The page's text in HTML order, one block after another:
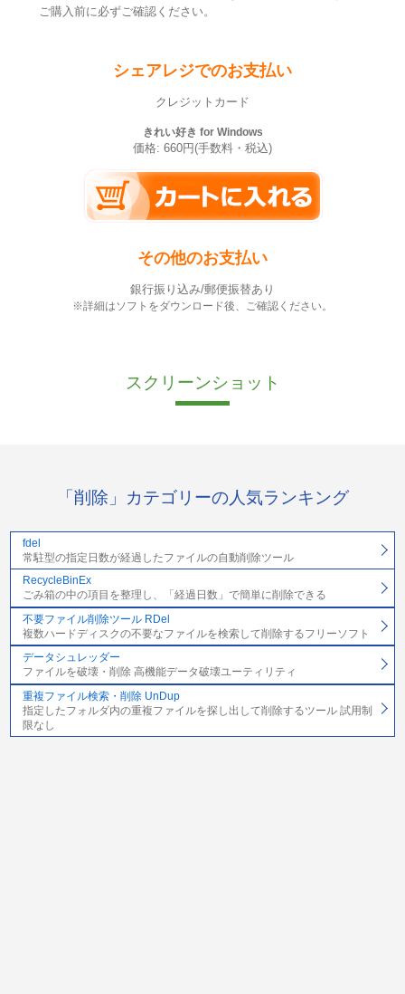
ご購入前に必ずご確認ください。
シェアレジでのお支払い
クレジットカード
きれい好き for Windows
価格: 660円(手数料・税込)
その他のお支払い
銀行振り込み/郵便振替あり
※詳細はソフトをダウンロード後、ご確認ください。
スクリーンショット
「削除」カテゴリーの人気ランキング
fdel
常駐型の指定日数が経過したファイルの自動削除ツール
RecycleBinEx
ごみ箱の中の項目を整理し、「経過日数」で簡単に削除できる
不要ファイル削除ツール RDel
複数ハードディスクの不要なファイルを検索して削除するフリーソフト
データシュレッダー
ファイルを破壊・削除 高機能データ破壊ユーティリティ
重複ファイル検索・削除 UnDup
指定したフォルダ内の重複ファイルを探し出して削除するツール 試用制
限なし